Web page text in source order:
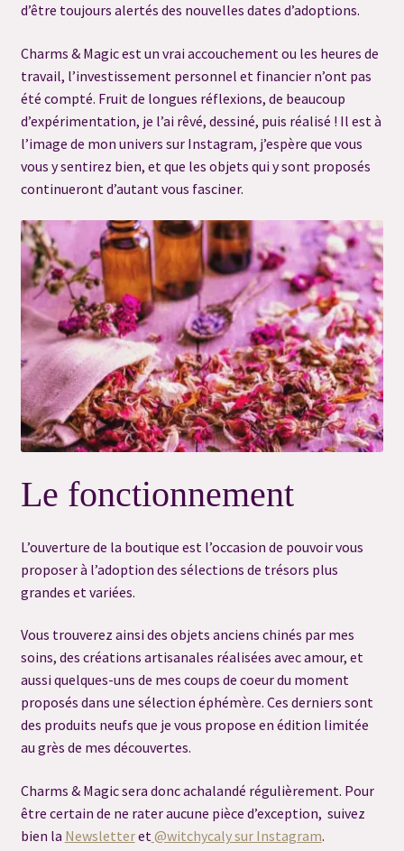
Merci
Merci
Merci
Mon compte
Newsletter
Panier
Politique de confidentialité
Réservation Consultation Ressenti
Réservation Contact Défunt
Réservation de Suivi
Réservation Harmonisation Énergétique
Réservation reçue
Résultat du Quiz
Résultat du Quiz
Résultat du Quiz
Résultat du Quiz
Validation de la commande
d’être toujours alertés des nouvelles dates d’adoptions.
Charms & Magic est un vrai accouchement ou les heures de
travail, l’investissement personnel et financier n’ont pas
été compté. Fruit de longues réflexions, de beaucoup
d’expérimentation, je l’ai rêvé, dessiné, puis réalisé ! Il est à
l’image de mon univers sur Instagram, j’espère que vous
vous y sentirez bien, et que les objets qui y sont proposés
continueront d’autant vous fasciner.
Le fonctionnement
L’ouverture de la boutique est l’occasion de pouvoir vous
proposer à l’adoption des sélections de trésors plus
grandes et variées.
Vous trouverez ainsi des objets anciens chinés par mes
soins, des créations artisanales réalisées avec amour, et
aussi quelques-uns de mes coups de coeur du moment
proposés dans une sélection éphémère. Ces derniers sont
des produits neufs que je vous propose en édition limitée
au grès de mes découvertes.
Charms & Magic sera donc achalandé régulièrement. Pour
être certain de ne rater aucune pièce d’exception, suivez
bien la Newsletteret @witchycaly sur Instagram.